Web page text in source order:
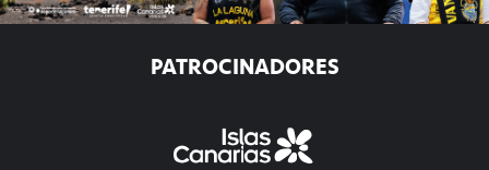
PATROCINADORES